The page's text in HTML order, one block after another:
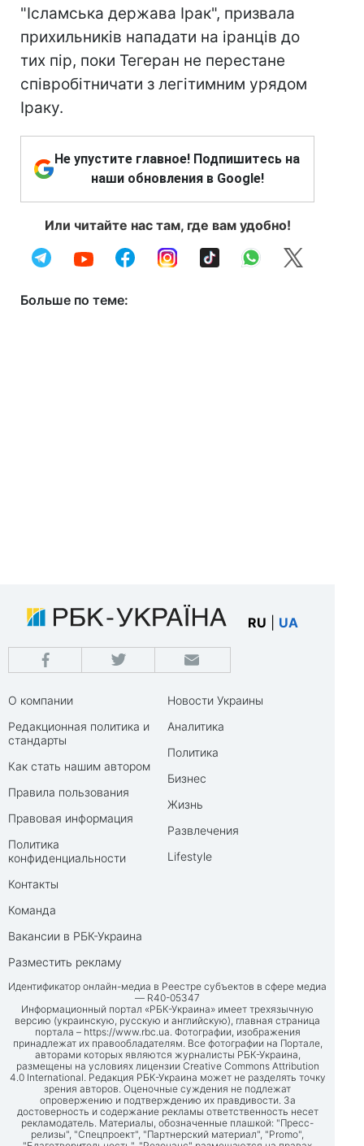
"Ісламська держава Ірак", призвала
прихильників нападати на іранців до
тих пір, поки Тегеран не перестане
співробітничати з легітимним урядом
Іраку.
Не упустите главное! Подпишитесь на
наши обновления в Google!
Или читайте нас там, где вам удобно!
Больше по теме:
RU UA
О компании
Редакционная политика и
стандарты
Как стать нашим автором
Правила пользования
Правовая информация
Политика
конфиденциальности
Контакты
Команда
Вакансии в РБК-Украина
Разместить рекламу
Новости Украины
Аналитика
Политика
Бизнес
Жизнь
Развлечения
Lifestyle
Идентификатор онлайн-медиа в Реестре субъектов в сфере медиа
— R40-05347
Информационный портал «РБК-Украина» имеет трехязычную
версию (украинскую, русскую и английскую), главная страница
портала – https://www.rbc.ua. Фотографии, изображения
принадлежат их правообладателям. Все фотографии на Портале,
авторами которых являются журналисты РБК-Украина,
размещены на условиях лицензии Creative Commons Attribution
4.0 International. Редакция РБК-Украина может не разделять точку
зрения авторов. Оценочные суждения не подлежат
опровержению и подтверждению их правдивости. За
достоверность и содержание рекламы ответственность несет
рекламодатель. Материалы, обозначенные плашкой: "Пресс-
релизы", "Спецпроект", "Партнерский материал", "Promo",